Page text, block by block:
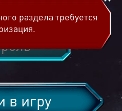
в игру
раздела требуется